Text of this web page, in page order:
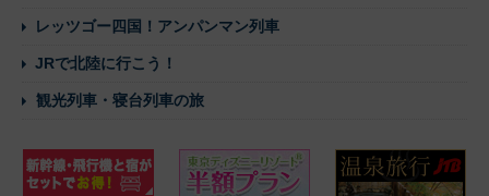
レッツゴー四国！アンパンマン列車
JRで北陸に行こう！
観光列車・寝台列車の旅